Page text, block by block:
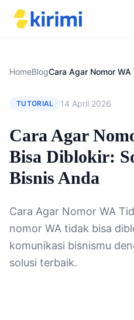
HomeBlog
TUTORIAL 14 April 2026
Cara Agar
Bisa Diblokir:
Bisnis Anda
Cara Agar Nomor WA
nomor WA tidak bisa
komunikasi bisnismu
solusi terbaik.